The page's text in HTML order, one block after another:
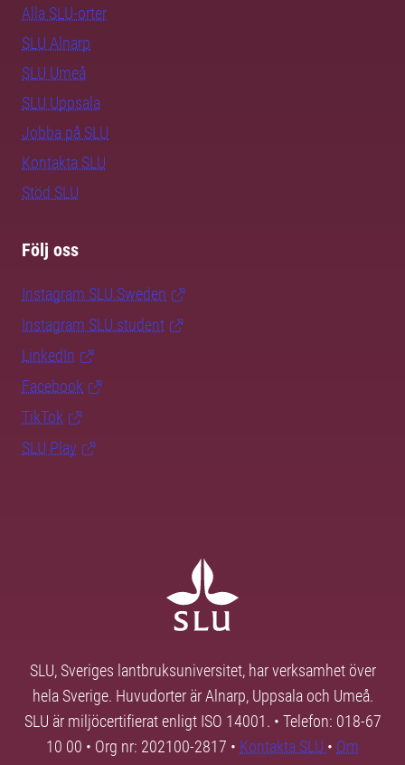
Alla SLU-orter
SLU Alnarp
SLU Umeå
SLU Uppsala
Jobba på SLU
Kontakta SLU
Stöd SLU
Följ oss
Instagram SLU.Sweden
Instagram SLU.student
LinkedIn
Facebook
TikTok
SLU Play
SLU, Sveriges lantbruksuniversitet, har verksamhet över
hela Sverige. Huvudorter är Alnarp, Uppsala och Umeå.
SLU är miljöcertifierat enligt ISO 14001. • Telefon: 018-67
10 00 • Org nr: 202100-2817 • Kontakta SLU • Om